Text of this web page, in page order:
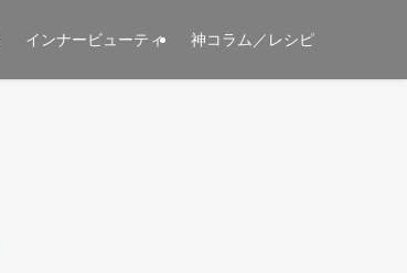
インナービューティ 神コラム／レシピ